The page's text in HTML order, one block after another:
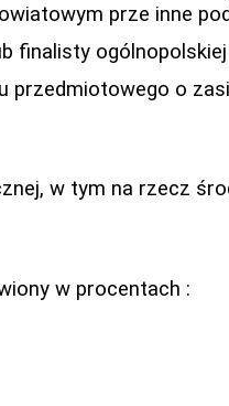
prze inne
finalisty
przedmiotowego o
w tym na rzecz
w procentach :